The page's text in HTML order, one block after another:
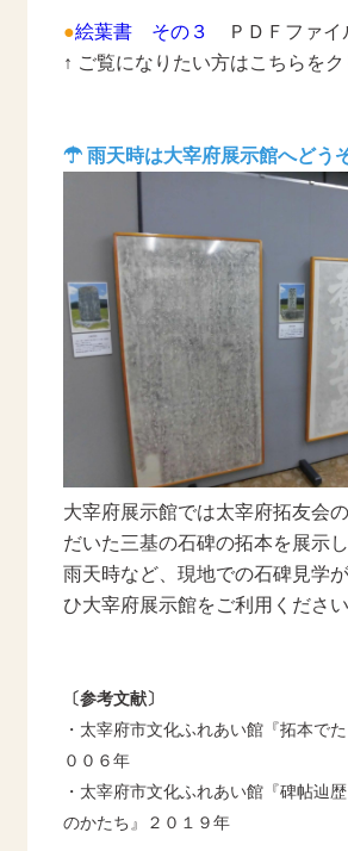
●絵葉書 その３
ＰＤＦファイ
↑ ご覧になりたい方はこちらを
☂ 雨天時は大宰府展示館へどう
大宰府展示館では太宰府拓友会
だいた三基の石碑の拓本を展示
雨天時など、現地での石碑見学
ひ大宰府展示館をご利用ください
〔参考文献〕
・太宰府市文化ふれあい館『拓本で
００６年
・太宰府市文化ふれあい館『碑帖辿
のかたち』２０１９年